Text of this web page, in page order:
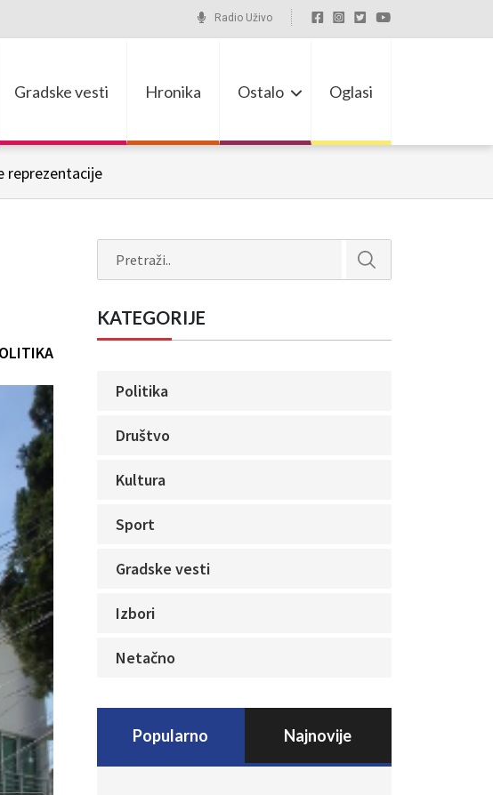
Radio Uživo
Gradske vesti Hronika Ostalo Oglasi
reprezentacije
KATEGORIJE
Politika
Društvo
Kultura
Sport
Gradske vesti
Izbori
Netačno
Popularno Najnovije